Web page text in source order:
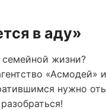
в аду»
семейной жизни?
«Асмодей» и
нужно